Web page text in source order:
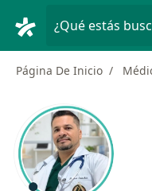
¿Qué estás
Página De Inicio